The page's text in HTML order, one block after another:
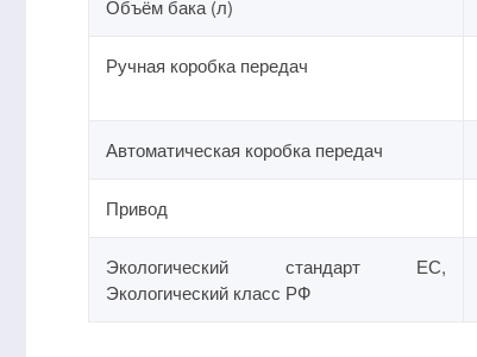
Объём бака (л)
Ручная коробка передач
Автоматическая коробка передач
Привод
Экологический стандарт ЕС,
Экологический класс РФ